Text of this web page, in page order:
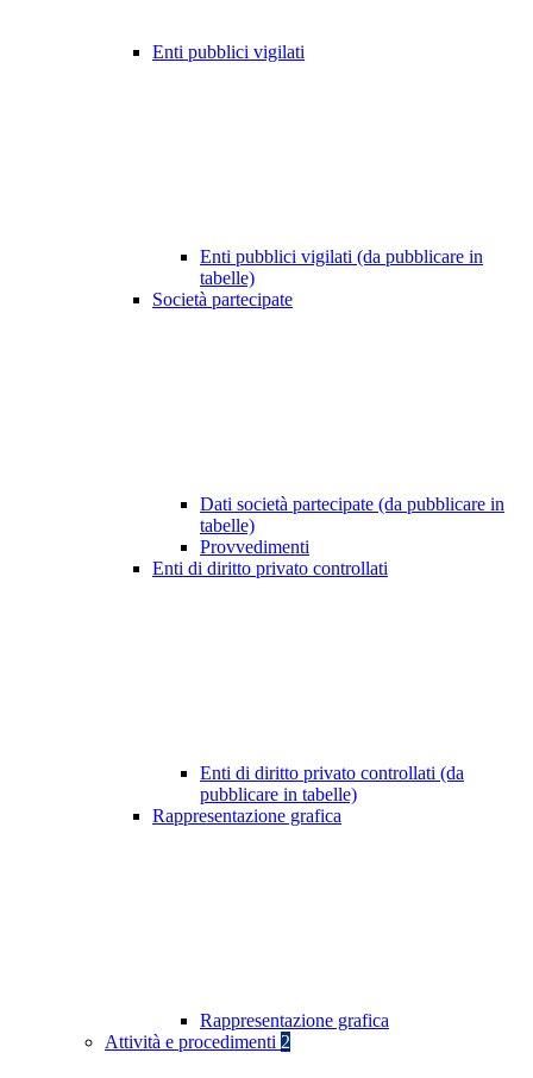
Enti pubblici vigilati
Enti pubblici vigilati (da pubblicare in
tabelle)
Società partecipate
Dati società partecipate (da pubblicare in
tabelle)
Provvedimenti
Enti di diritto privato controllati
Enti di diritto privato controllati (da
pubblicare in tabelle)
Rappresentazione grafica
Rappresentazione grafica
Attività e procedimenti 2